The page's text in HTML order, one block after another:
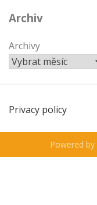
Archiv
Archivy
Privacy policy
Powered by